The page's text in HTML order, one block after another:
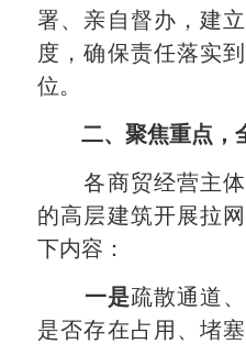
署、亲自督办，建
度，确保责任落实
位。
二、聚焦重点，
各商贸经营主体
的高层建筑开展拉
下内容：
一是疏散通道
是否存在占用、堵